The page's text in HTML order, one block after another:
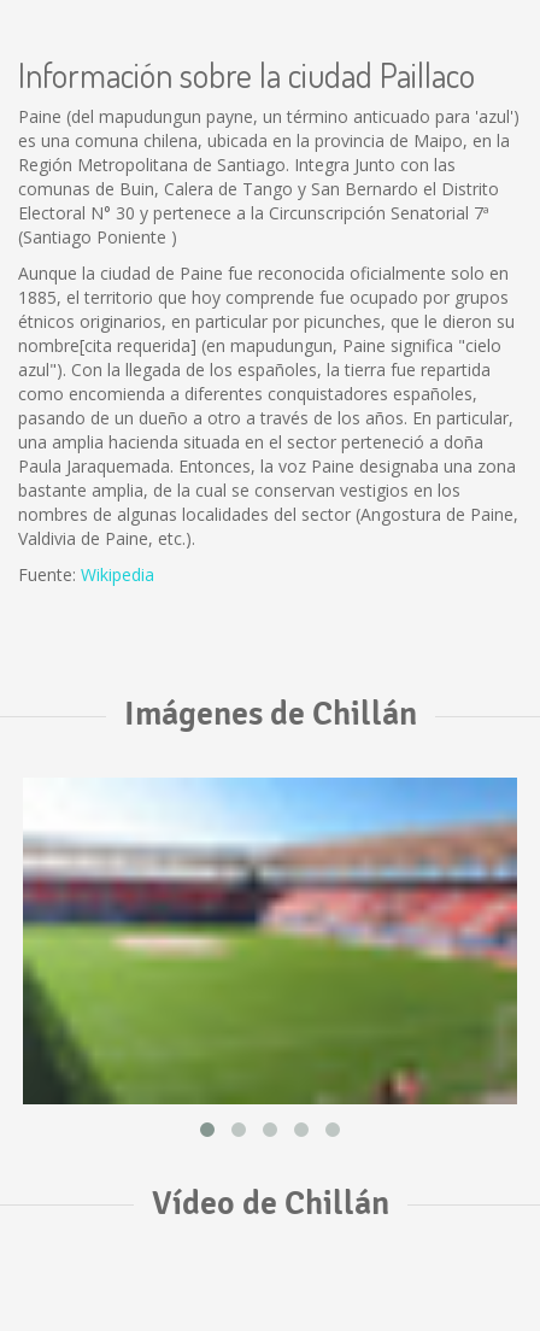
Información sobre la ciudad Paillaco
Paine (del mapudungun payne, un término anticuado para 'azul')
es una comuna chilena, ubicada en la provincia de Maipo, en la
Región Metropolitana de Santiago. Integra Junto con las
comunas de Buin, Calera de Tango y San Bernardo el Distrito
Electoral N° 30 y pertenece a la Circunscripción Senatorial 7ª
(Santiago Poniente )
Aunque la ciudad de Paine fue reconocida oficialmente solo en
1885, el territorio que hoy comprende fue ocupado por grupos
étnicos originarios, en particular por picunches, que le dieron su
nombre[cita requerida] (en mapudungun, Paine significa "cielo
azul"). Con la llegada de los españoles, la tierra fue repartida
como encomienda a diferentes conquistadores españoles,
pasando de un dueño a otro a través de los años. En particular,
una amplia hacienda situada en el sector perteneció a doña
Paula Jaraquemada. Entonces, la voz Paine designaba una zona
bastante amplia, de la cual se conservan vestigios en los
nombres de algunas localidades del sector (Angostura de Paine,
Valdivia de Paine, etc.).
Fuente: Wikipedia
Imágenes de Chillán
Vídeo de Chillán